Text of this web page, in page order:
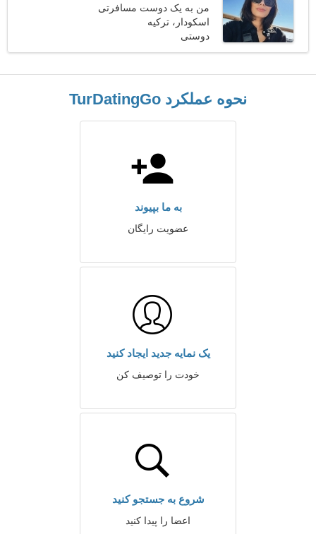
من به یک دوست مسافرتی
احساسی نیاز دارم
اسکودار، ترکیه
دوستی
نحوه عملکرد TurDatingGo
به ما بپیوند
عضویت رایگان
یک نمایه جدید ایجاد کنید
خودت را توصیف کن
شروع به جستجو کنید
اعضا را پیدا کنید